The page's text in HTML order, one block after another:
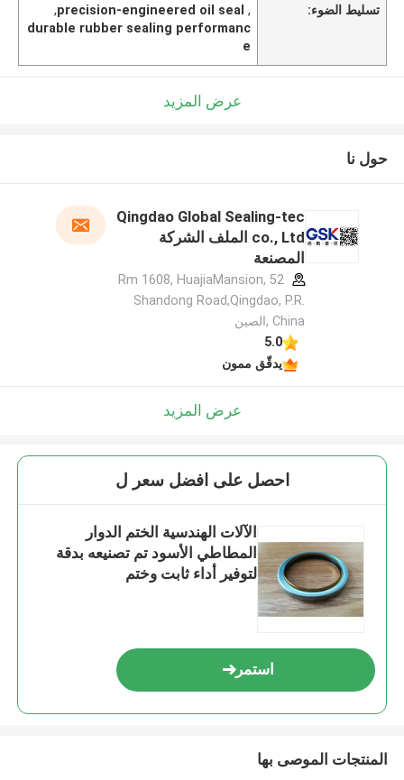
تسليط الضوء:
,
precision-engineered oil seal
,
durable rubber sealing performanc
e
عرض المزيد
حول نا
Qingdao Global Sealing-tec
co., Ltd الملف الشركة
المصنعة
Rm 1608, HuajiaMansion, 52
Shandong Road,Qingdao, P.R.
China ,الصين
5.0
يدقّق ممون
عرض المزيد
احصل على افضل سعر ل
الآلات الهندسية الختم الدوار
المطاطي الأسود تم تصنيعه بدقة
لتوفير أداء ثابت وختم
استمر
المنتجات الموصى بها